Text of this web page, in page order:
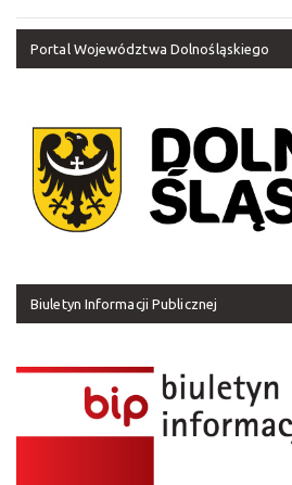
Portal Województwa Dolnośląskiego
Biuletyn Informacji Publicznej